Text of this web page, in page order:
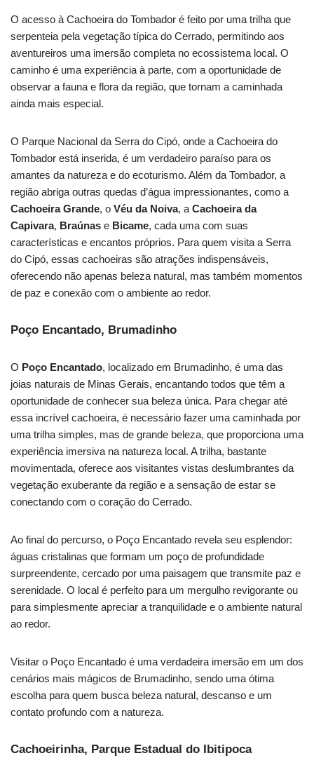
O acesso à Cachoeira do Tombador é feito por uma trilha que
serpenteia pela vegetação típica do Cerrado, permitindo aos
aventureiros uma imersão completa no ecossistema local. O
caminho é uma experiência à parte, com a oportunidade de
observar a fauna e flora da região, que tornam a caminhada
ainda mais especial.
O Parque Nacional da Serra do Cipó, onde a Cachoeira do
Tombador está inserida, é um verdadeiro paraíso para os
amantes da natureza e do ecoturismo. Além da Tombador, a
região abriga outras quedas d’água impressionantes, como a
Cachoeira Grande, o Véu da Noiva, a Cachoeira da
Capivara, Braúnas e Bicame, cada uma com suas
características e encantos próprios. Para quem visita a Serra
do Cipó, essas cachoeiras são atrações indispensáveis,
oferecendo não apenas beleza natural, mas também momentos
de paz e conexão com o ambiente ao redor.
Poço Encantado, Brumadinho
O Poço Encantado, localizado em Brumadinho, é uma das
joias naturais de Minas Gerais, encantando todos que têm a
oportunidade de conhecer sua beleza única. Para chegar até
essa incrível cachoeira, é necessário fazer uma caminhada por
uma trilha simples, mas de grande beleza, que proporciona uma
experiência imersiva na natureza local. A trilha, bastante
movimentada, oferece aos visitantes vistas deslumbrantes da
vegetação exuberante da região e a sensação de estar se
conectando com o coração do Cerrado.
Ao final do percurso, o Poço Encantado revela seu esplendor:
águas cristalinas que formam um poço de profundidade
surpreendente, cercado por uma paisagem que transmite paz e
serenidade. O local é perfeito para um mergulho revigorante ou
para simplesmente apreciar a tranquilidade e o ambiente natural
ao redor.
Visitar o Poço Encantado é uma verdadeira imersão em um dos
cenários mais mágicos de Brumadinho, sendo uma ótima
escolha para quem busca beleza natural, descanso e um
contato profundo com a natureza.
Cachoeirinha, Parque Estadual do Ibitipoca